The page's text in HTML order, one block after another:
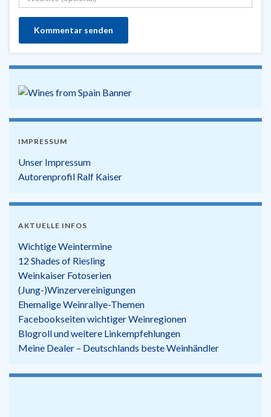
IMPRESSUM
Unser Impressum
Autorenprofil Ralf Kaiser
AKTUELLE INFOS
Wichtige Weintermine
12 Shades of Riesling
Weinkaiser Fotoserien
(Jung-)Winzervereinigungen
Ehemalige Weinrallye-Themen
Facebookseiten wichtiger Weinregionen
Blogroll und weitere Linkempfehlungen
Meine Dealer – Deutschlands beste Weinhändler